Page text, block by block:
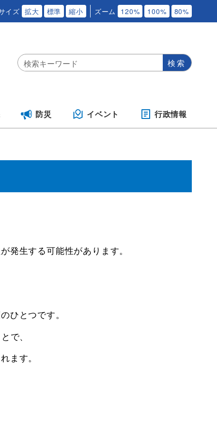
イズ 拡大 標準 縮小 ズーム 120% 100% 80%
防災 イベント 行政情報
発生する可能性があります。
ひとつです。
で、
ます。